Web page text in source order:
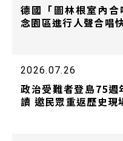
德國「圖林根室內
念園區進行人聲合唱
2026.07.26
政治受難者登島75
讀 邀民眾重返歷史現